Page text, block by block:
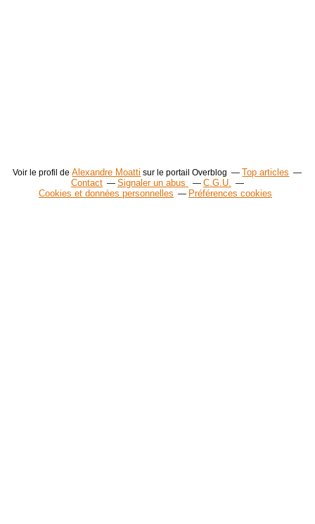
Voir le profil deAlexandre Moatti sur le portail Overblog
Top articles
Contact
Signaler un abus
C.G.U.
Cookies et données personnelles
Préférences cookies